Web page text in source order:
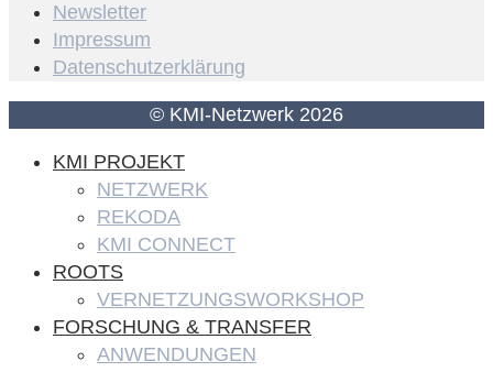
Newsletter
Impressum
Datenschutzerklärung
© KMI-Netzwerk 2026
KMI PROJEKT
NETZWERK
REKODA
KMI CONNECT
ROOTS
VERNETZUNGSWORKSHOP
FORSCHUNG & TRANSFER
ANWENDUNGEN